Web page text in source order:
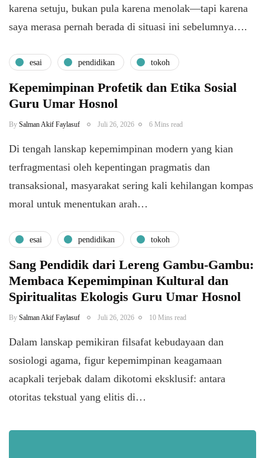
karena setuju, bukan pula karena menolak—tapi karena
saya merasa pernah berada di situasi ini sebelumnya….
esai pendidikan tokoh
Kepemimpinan Profetik dan Etika Sosial
Guru Umar Hosnol
By Salman Akif Faylasuf Juli 26, 2026 6 Mins read
Di tengah lanskap kepemimpinan modern yang kian
terfragmentasi oleh kepentingan pragmatis dan
transaksional, masyarakat sering kali kehilangan kompas
moral untuk menentukan arah…
esai pendidikan tokoh
Sang Pendidik dari Lereng Gambu-Gambu:
Membaca Kepemimpinan Kultural dan
Spiritualitas Ekologis Guru Umar Hosnol
By Salman Akif Faylasuf Juli 26, 2026 10 Mins read
Dalam lanskap pemikiran filsafat kebudayaan dan
sosiologi agama, figur kepemimpinan keagamaan
acapkali terjebak dalam dikotomi eksklusif: antara
otoritas tekstual yang elitis di…